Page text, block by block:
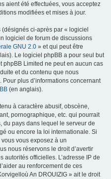
aient été effectuées, vous acceptez
modifiées et mises à jour.
ci-après par « logiciel
logiciel de forum de discussions
GNU 2.0 » et qui peut être
Le logiciel phpBB a pour seul but
phpBB Limited ne peut en aucun cas
et du contenu que nous
plus d’informations concernant
(en anglais).
à caractère abusif, obscène,
pornographique, etc. qui pourrait
du pays dans lequel le serveur de
ou encore la loi internationale. Si
vous exposez à un
nous réservons le droit d’avertir
autorités officielles. L’adresse IP de
au renforcement de ces
An DROUIZIG » ait le droit